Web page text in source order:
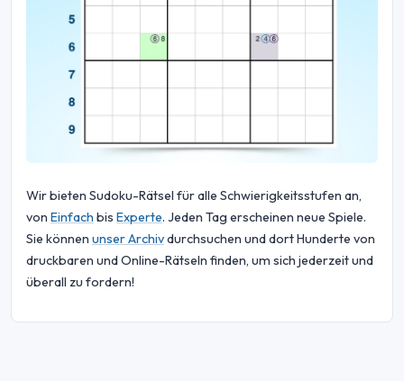
Wir bieten Sudoku-Rätsel für alle Schwierigkeitsstufen an,
von Einfach bis Experte. Jeden Tag erscheinen neue Spiele.
Sie können unser Archivdurchsuchen und dort Hunderte von
druckbaren und Online-Rätseln finden, um sich jederzeit und
überall zu fordern!